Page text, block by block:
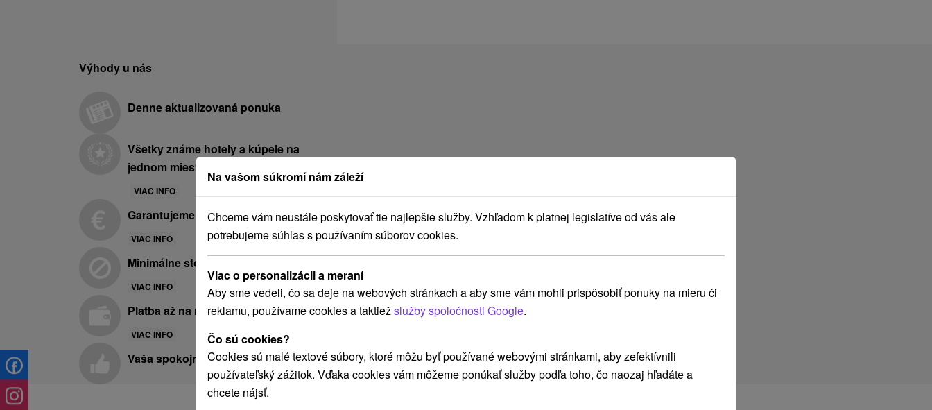
Výhody u nás
Denne aktualizovaná ponuka
Všetky známe hotely a kúpele na
jednom mieste
VIAC INFO
Garantujeme najnižšie ceny
VIAC INFO
Minimálne storno poplatky
VIAC INFO
Platba až na mieste pobytu
VIAC INFO
Vaša spokojnosť je pre nás prvoradá
Na vašom súkromí nám záleží
Chceme vám neustále poskytovať tie najlepšie služby. Vzhľadom k platnej legislatíve od vás ale
potrebujeme súhlas s používaním súborov cookies.
Viac o personalizácii a meraní
Aby sme vedeli, čo sa deje na webových stránkach a aby sme vám mohli prispôsobiť ponuky na mieru či
reklamu, používame cookies a taktiež služby spoločnosti Google.
Čo sú cookies?
Cookies sú malé textové súbory, ktoré môžu byť používané webovými stránkami, aby zefektívnili
používateľský zážitok. Vďaka cookies vám môžeme ponúkať služby podľa toho, čo naozaj hľadáte a
chcete nájsť.